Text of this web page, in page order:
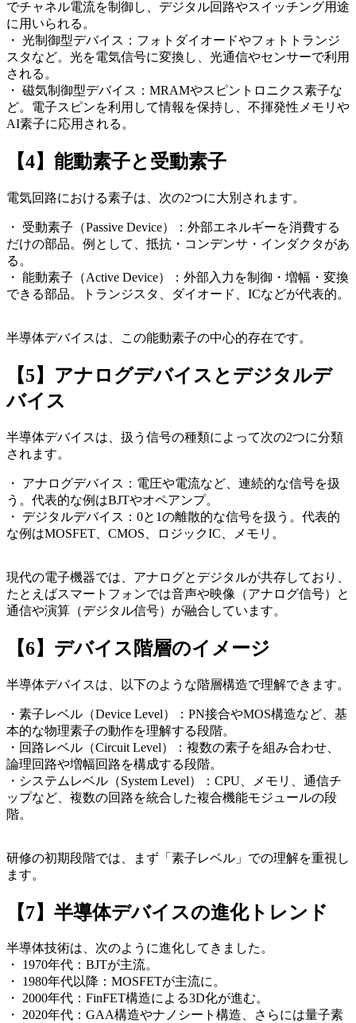
でチャネル電流を制御し、デジタル回路やスイッチング用途
に用いられる。
・ 光制御型デバイス：フォトダイオードやフォトトランジ
スタなど。光を電気信号に変換し、光通信やセンサーで利用
される。
・ 磁気制御型デバイス：MRAMやスピントロニクス素子な
ど。電子スピンを利用して情報を保持し、不揮発性メモリや
AI素子に応用される。
【4】能動素子と受動素子
電気回路における素子は、次の2つに大別されます。
・ 受動素子（Passive Device）：外部エネルギーを消費する
だけの部品。例として、抵抗・コンデンサ・インダクタがあ
る。
・ 能動素子（Active Device）：外部入力を制御・増幅・変換
できる部品。トランジスタ、ダイオード、ICなどが代表的。
半導体デバイスは、この能動素子の中心的存在です。
【5】アナログデバイスとデジタルデ
バイス
半導体デバイスは、扱う信号の種類によって次の2つに分類
されます。
・ アナログデバイス：電圧や電流など、連続的な信号を扱
う。代表的な例はBJTやオペアンプ。
・ デジタルデバイス：0と1の離散的な信号を扱う。代表的
な例はMOSFET、CMOS、ロジックIC、メモリ。
現代の電子機器では、アナログとデジタルが共存しており、
たとえばスマートフォンでは音声や映像（アナログ信号）と
通信や演算（デジタル信号）が融合しています。
【6】デバイス階層のイメージ
半導体デバイスは、以下のような階層構造で理解できます。
・素子レベル（Device Level）：PN接合やMOS構造など、基
本的な物理素子の動作を理解する段階。
・回路レベル（Circuit Level）：複数の素子を組み合わせ、
論理回路や増幅回路を構成する段階。
・システムレベル（System Level）：CPU、メモリ、通信チ
ップなど、複数の回路を統合した複合機能モジュールの段
階。
研修の初期段階では、まず「素子レベル」での理解を重視し
ます。
【7】半導体デバイスの進化トレンド
半導体技術は、次のように進化してきました。
・ 1970年代：BJTが主流。
・ 1980年代以降：MOSFETが主流に。
・ 2000年代：FinFET構造による3D化が進む。
・ 2020年代：GAA構造やナノシート構造、さらには量子素